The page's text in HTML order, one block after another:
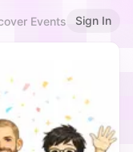
Events Sign In